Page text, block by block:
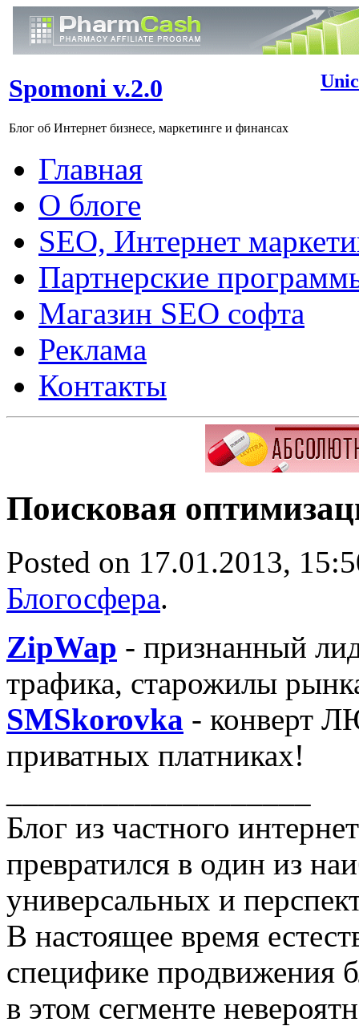
Spomoni v.2.0
Блог об Интернет бизнесе, маркетинге и финансах
Главная
О блоге
SEO, Интернет
Партнерские
Магазин SEO софта
Реклама
Контакты
Поисковая
Posted on 17.01.2013,
Блогосфера.
ZipWap - признанный
трафика, старожилы
SMSkorovka - конверт
приватных платниках!
Блог из частного
превратился в один из
универсальных и
В настоящее время
специфике продвижения
в этом сегменте